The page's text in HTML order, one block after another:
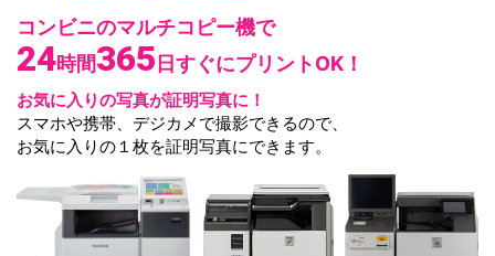
コンビニのマルチコピー機で
24時間365 日すぐにプリントOK！
お気に入りの写真が証明写真に！
スマホや携帯、デジカメで撮影できるので、
お気に入りの１枚を証明写真にできます。